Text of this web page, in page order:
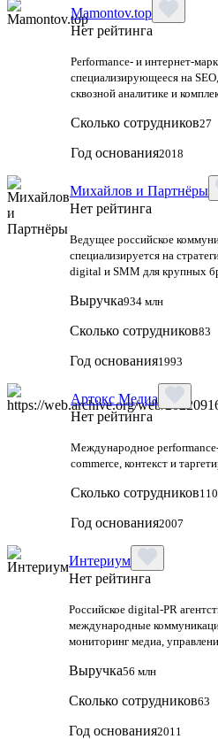
Mamontov.top
Нет рейтинга
Performance‑ и
специализирующееся на
сквозной аналитике и
Сколько сотрудников27
Год основания2018
Михайлов и Партнёры
Нет рейтинга
Ведущее российское
специализируется на
digital и SMM для крупных
Выручка934 млн
Сколько сотрудников83
Год основания1993
Артокс Медиа
Нет рейтинга
Международное
commerce, контекст и
Сколько сотрудников110
Год основания2007
Интериум
Нет рейтинга
Российское digital-PR
международные
мониторинг медиа,
Выручка56 млн
Сколько сотрудников63
Год основания2011